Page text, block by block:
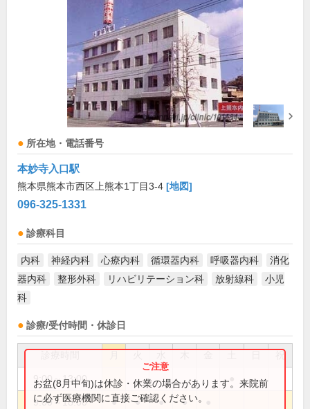
所在地・電話番号
本妙寺入口駅
熊本県熊本市西区上熊本1丁目3-4 [地図]
096-325-1331
診療科目
内科 神経内科 心療内科 循環器内科 呼吸器内科
消化
器内科
整形外科 リハビリテーション科 放射線科
小児
科
診療/受付時間・休診日
祝
9:00～13:00
9:00～18:00 ● ● ● ●
お盆(8月中旬)は休診・休業の場合があります。来院前
に必ず医療機関に直接ご確認ください。